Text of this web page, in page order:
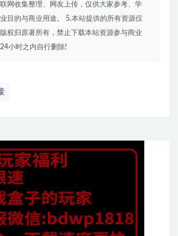
网收集整理、网友上传，仅供大家参考、学
目的与商业用途。 5.本站提供的所有资源仅
权归原著所有，禁止下载本站资源参与商业
小时之内自行删除!